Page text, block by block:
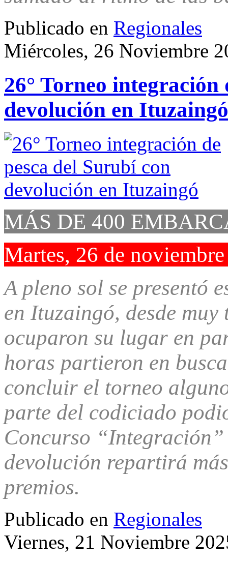
Publicado en Regionales
Miércoles, 26 Noviembre
26° Torneo integración
devolución en Ituzaingó
MÁS DE 400
Martes, 26 de
A pleno sol se presentó
en Ituzaingó, desde
ocuparon su lugar en
horas partieron en
concluir el torneo
parte del codiciado
Concurso
devolución repartirá
premios.
Publicado en Regionales
Viernes, 21 Noviembre